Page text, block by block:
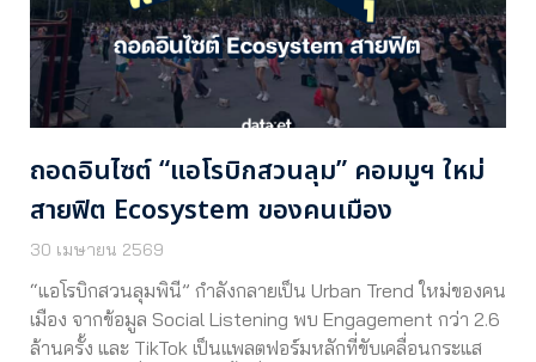
ถอดอินไซต์ “แอโรบิกสวนลุม” คอมมูฯ ใหม่
สายฟิต Ecosystem ของคนเมือง
30 เมษายน 2569
“แอโรบิกสวนลุมพินี” กำลังกลายเป็น Urban Trend ใหม่ของคน
เมือง จากข้อมูล Social Listening พบ Engagement กว่า 2.6
ล้านครั้ง และ TikTok เป็นแพลตฟอร์มหลักที่ขับเคลื่อนกระแส